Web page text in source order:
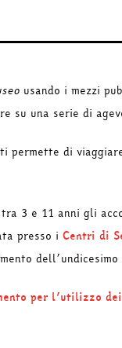
usando i mezzi
su una serie di
ti permette di
3 e 11 anni gli
presso i Centri di
per l’utilizzo